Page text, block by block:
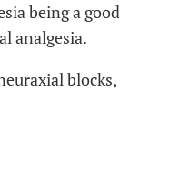
being a good
analgesia.
blocks,